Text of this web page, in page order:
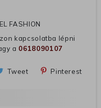
FASHION
kapcsolatba lépni
a 0618090107
Tweet Pinterest